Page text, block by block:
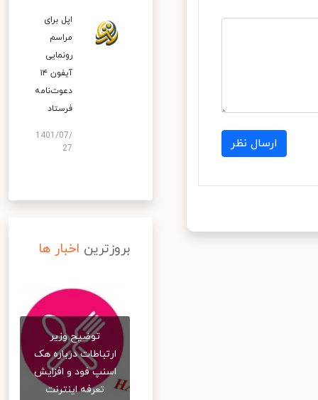
ارسال نظر
اپل برای
مراسم
رونمایی
آیفون ۱۴
دعوت‌نامه
فرستاد
1401/07/
27
بروزترین اخبار ها
توضیح وزیر
ارتباطات درباره هک
اسنپ‌ فود و افزایش
تعرفه اینترنت